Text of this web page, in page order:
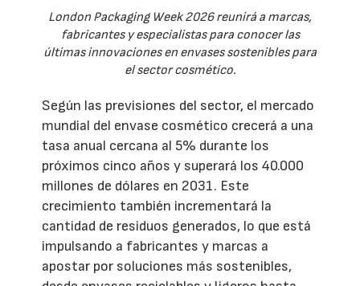
London Packaging Week 2026 reunirá a marcas,
fabricantes y especialistas para conocer las
últimas innovaciones en envases sostenibles para
el sector cosmético.
Según las previsiones del sector, el mercado
mundial del envase cosmético crecerá a una
tasa anual cercana al 5% durante los
próximos cinco años y superará los 40.000
millones de dólares en 2031. Este
crecimiento también incrementará la
cantidad de residuos generados, lo que está
impulsando a fabricantes y marcas a
apostar por soluciones más sostenibles,